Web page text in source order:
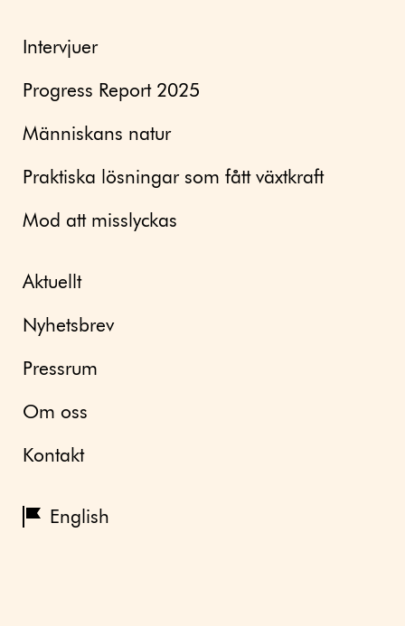
Intervjuer
Progress Report 2025
Människans natur
Praktiska lösningar som fått växtkraft
Mod att misslyckas
Aktuellt
Nyhetsbrev
Pressrum
Om oss
Kontakt
English